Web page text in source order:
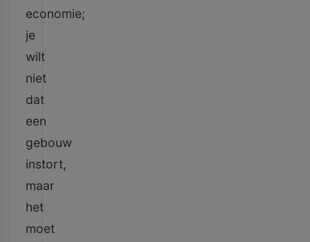
economie;
je
wilt
niet
dat
een
gebouw
instort,
maar
het
moet